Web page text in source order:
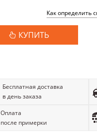
Как определить
КУПИТЬ
Бесплатная доставка
в день заказа
Оплата
после примерки